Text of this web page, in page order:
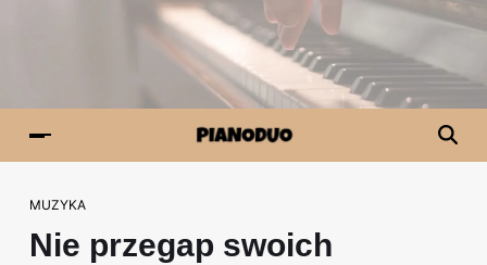
MUZYKA
Nie przegap swoich